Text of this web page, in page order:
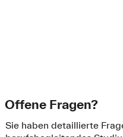
Offene Fragen?
Sie haben detaillierte